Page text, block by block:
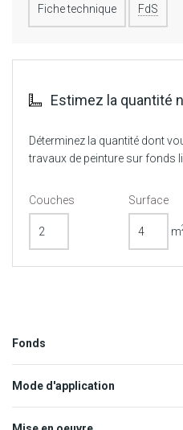
Fiche technique FdS
Estimez la quantité
Déterminez la quantité dont
travaux de peinture sur fonds
Couches Surface
m
Fonds
Mode d'application